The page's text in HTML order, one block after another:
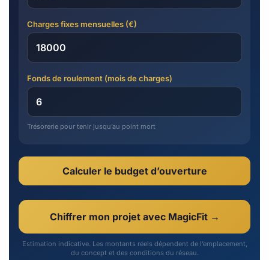
Charges fixes mensuelles (€)
Fonds de roulement (mois de charges)
Trésorerie pour tenir jusqu’au point mort
Calculer le budget d’ouverture
Chiffrer mon projet avec MagicFit →
Estimation indicative. Les montants réels dépendent de l’emplacement,
du concept et des conditions du réseau.